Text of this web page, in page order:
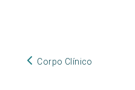
Corpo Clínico